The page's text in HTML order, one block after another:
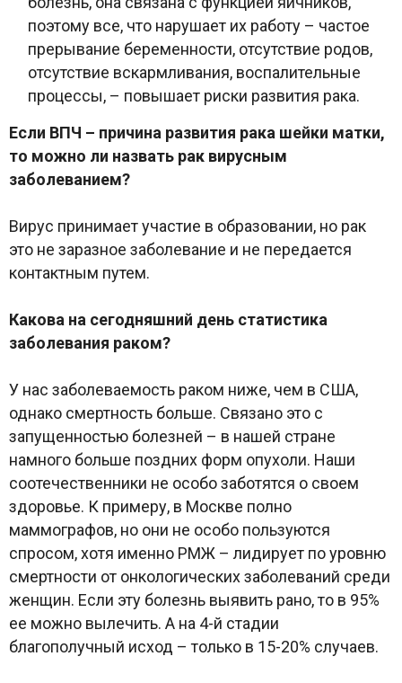
поэтому все, что нарушает их работу – частое
прерывание беременности, отсутствие родов,
отсутствие вскармливания, воспалительные
процессы, – повышает риски развития рака.
Если ВПЧ – причина развития рака шейки матки,
то можно ли назвать рак вирусным
заболеванием?
Вирус принимает участие в образовании, но рак
это не заразное заболевание и не передается
контактным путем.
Какова на сегодняшний день статистика
заболевания раком?
У нас заболеваемость раком ниже, чем в США,
однако смертность больше. Связано это с
запущенностью болезней – в нашей стране
намного больше поздних форм опухоли. Наши
соотечественники не особо заботятся о своем
здоровье. К примеру, в Москве полно
маммографов, но они не особо пользуются
спросом, хотя именно РМЖ – лидирует по уровню
смертности от онкологических заболеваний среди
женщин. Если эту болезнь выявить рано, то в 95%
ее можно вылечить. А на 4-й стадии
благополучный исход – только в 15-20% случаев.